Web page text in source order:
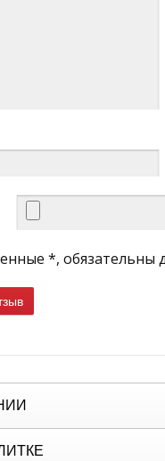
*, обязательны